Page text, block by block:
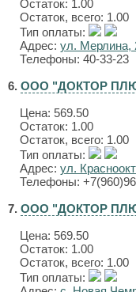
Остаток: 1.00
Остаток, всего: 1.00
Тип оплаты:
Адрес: ул. Мерлина,
Телефоны: 40-33-23
6. ООО "ДОКТОР
Цена: 569.50
Остаток: 1.00
Остаток, всего: 1.00
Тип оплаты:
Адрес: ул.
Телефоны:
7. ООО "ДОКТОР
Цена: 569.50
Остаток: 1.00
Остаток, всего: 1.00
Тип оплаты: